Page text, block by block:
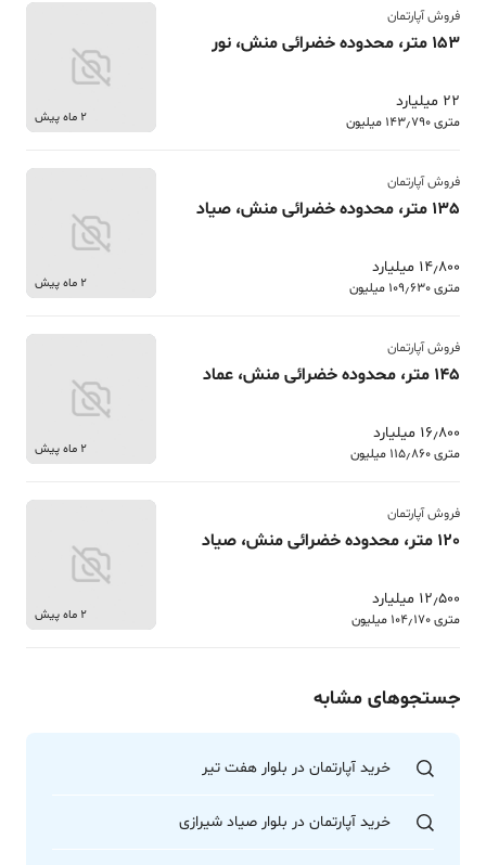
فروش آپارتمان
153 متر، محدوده خضرائی منش، نور
22 میلیارد
متری 143٫790 میلیون 2 ماه پیش
فروش آپارتمان
135 متر، محدوده خضرائی منش، صیاد
14٫800 میلیارد
متری 109٫630 میلیون 2 ماه پیش
فروش آپارتمان
145 متر، محدوده خضرائی منش، عماد
16٫800 میلیارد
متری 115٫860 میلیون 2 ماه پیش
فروش آپارتمان
120 متر، محدوده خضرائی منش، صیاد
12٫500 میلیارد
متری 104٫170 میلیون 2 ماه پیش
جستجوهای مشابه
خرید آپارتمان در بلوار هفت تیر
خرید آپارتمان در بلوار صیاد شیرازی